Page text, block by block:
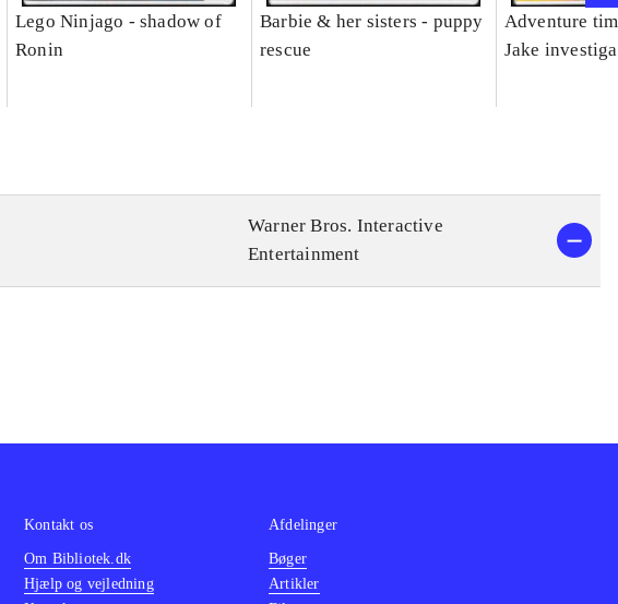
Lego Ninjago - shadow of
Ronin
Barbie & her sisters - puppy
rescue
Adventure
Jake
Warner Bros. Interactive
Entertainment
Kontakt os
Om Bibliotek.dk
Hjælp og vejledning
Afdelinger
Bøger
Artikler